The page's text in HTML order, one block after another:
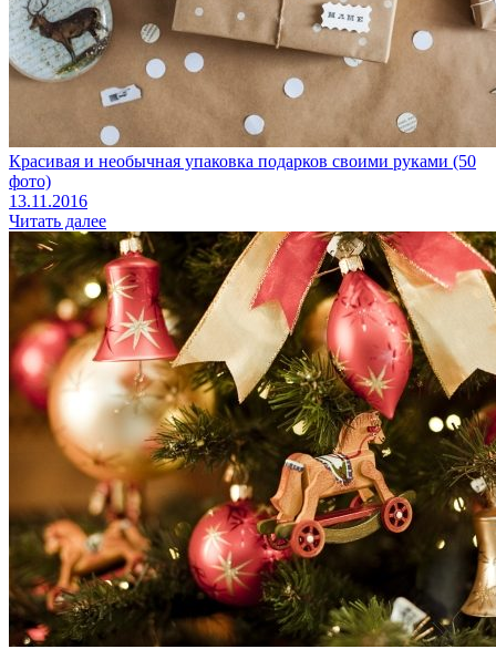
Красивая и необычная упаковка подарков своими руками (50
фото)
13.11.2016
Читать далее